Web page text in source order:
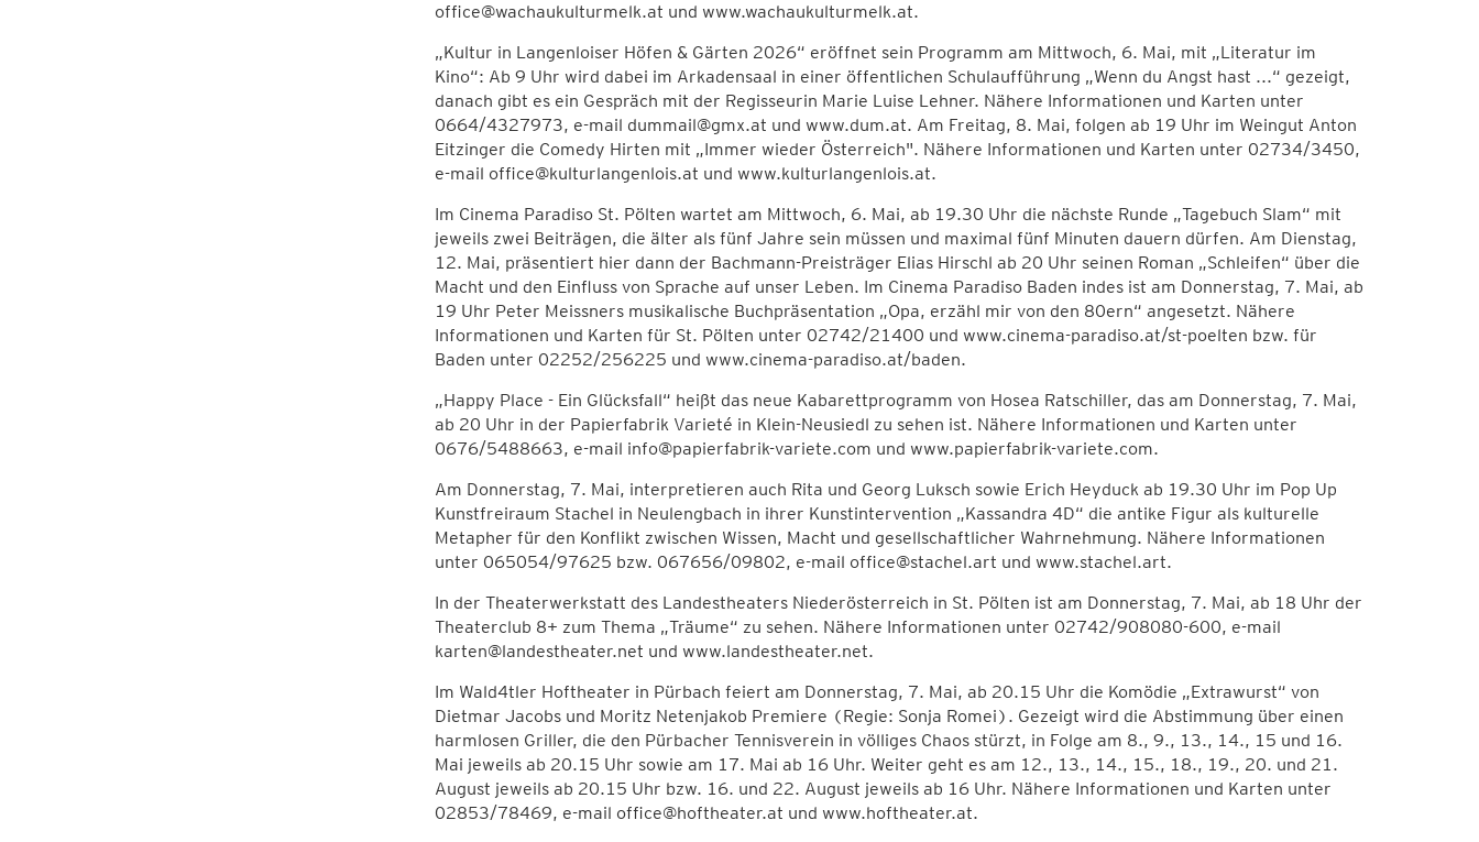
office@wachaukulturmelk.at und www.wachaukulturmelk.at.
„Kultur in Langenloiser Höfen & Gärten 2026“ eröffnet sein Programm am Mittwoch, 6. Mai, mit „Literatur im
Kino“: Ab 9 Uhr wird dabei im Arkadensaal in einer öffentlichen Schulaufführung „Wenn du Angst hast ...“ gezeigt,
danach gibt es ein Gespräch mit der Regisseurin Marie Luise Lehner. Nähere Informationen und Karten unter
0664/4327973, e-mail dummail@gmx.at und www.dum.at. Am Freitag, 8. Mai, folgen ab 19 Uhr im Weingut Anton
Eitzinger die Comedy Hirten mit „Immer wieder Österreich". Nähere Informationen und Karten unter 02734/3450,
e-mail office@kulturlangenlois.at und www.kulturlangenlois.at.
Im Cinema Paradiso St. Pölten wartet am Mittwoch, 6. Mai, ab 19.30 Uhr die nächste Runde „Tagebuch Slam“ mit
jeweils zwei Beiträgen, die älter als fünf Jahre sein müssen und maximal fünf Minuten dauern dürfen. Am Dienstag,
12. Mai, präsentiert hier dann der Bachmann-Preisträger Elias Hirschl ab 20 Uhr seinen Roman „Schleifen“ über die
Macht und den Einfluss von Sprache auf unser Leben. Im Cinema Paradiso Baden indes ist am Donnerstag, 7. Mai, ab
19 Uhr Peter Meissners musikalische Buchpräsentation „Opa, erzähl mir von den 80ern“ angesetzt. Nähere
Informationen und Karten für St. Pölten unter 02742/21400 und www.cinema-paradiso.at/st-poelten bzw. für
Baden unter 02252/256225 und www.cinema-paradiso.at/baden.
„Happy Place - Ein Glücksfall“ heißt das neue Kabarettprogramm von Hosea Ratschiller, das am Donnerstag, 7. Mai,
ab 20 Uhr in der Papierfabrik Varieté in Klein-Neusiedl zu sehen ist. Nähere Informationen und Karten unter
0676/5488663, e-mail info@papierfabrik-variete.com und www.papierfabrik-variete.com.
Am Donnerstag, 7. Mai, interpretieren auch Rita und Georg Luksch sowie Erich Heyduck ab 19.30 Uhr im Pop Up
Kunstfreiraum Stachel in Neulengbach in ihrer Kunstintervention „Kassandra 4D“ die antike Figur als kulturelle
Metapher für den Konflikt zwischen Wissen, Macht und gesellschaftlicher Wahrnehmung. Nähere Informationen
unter 065054/97625 bzw. 067656/09802, e-mail office@stachel.art und www.stachel.art.
In der Theaterwerkstatt des Landestheaters Niederösterreich in St. Pölten ist am Donnerstag, 7. Mai, ab 18 Uhr der
Theaterclub 8+ zum Thema „Träume“ zu sehen. Nähere Informationen unter 02742/908080-600, e-mail
karten@landestheater.net und www.landestheater.net.
Im Wald4tler Hoftheater in Pürbach feiert am Donnerstag, 7. Mai, ab 20.15 Uhr die Komödie „Extrawurst“ von
Dietmar Jacobs und Moritz Netenjakob Premiere (Regie: Sonja Romei). Gezeigt wird die Abstimmung über einen
harmlosen Griller, die den Pürbacher Tennisverein in völliges Chaos stürzt, in Folge am 8., 9., 13., 14., 15 und 16.
Mai jeweils ab 20.15 Uhr sowie am 17. Mai ab 16 Uhr. Weiter geht es am 12., 13., 14., 15., 18., 19., 20. und 21.
August jeweils ab 20.15 Uhr bzw. 16. und 22. August jeweils ab 16 Uhr. Nähere Informationen und Karten unter
02853/78469, e-mail office@hoftheater.at und www.hoftheater.at.